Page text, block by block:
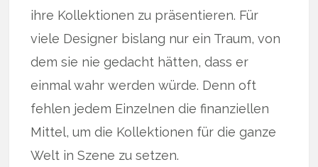
ihre Kollektionen zu präsentieren. Für
viele Designer bislang nur ein Traum, von
dem sie nie gedacht hätten, dass er
einmal wahr werden würde. Denn oft
fehlen jedem Einzelnen die finanziellen
Mittel, um die Kollektionen für die ganze
Welt in Szene zu setzen.